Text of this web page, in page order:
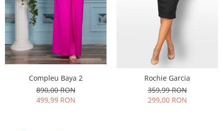
Rochii din dantela
Rochii din tafta
Rochii cu paiete
Rochii din tul
Rochii din catifea
Rochii din saten
Rochii voal
Compleu Baya 2
890,00 RON
499,99 RON
Rochie Garcia
359,99 RON
299,00 RON